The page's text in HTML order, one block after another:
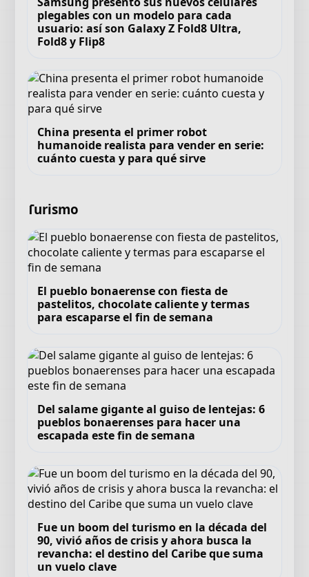
plegables con un modelo para cada
usuario: así son Galaxy Z Fold8 Ultra,
Fold8 y Flip8
China presenta el primer robot
humanoide realista para vender en serie:
cuánto cuesta y para qué sirve
Turismo
El pueblo bonaerense con fiesta de
pastelitos, chocolate caliente y termas
para escaparse el fin de semana
Del salame gigante al guiso de lentejas: 6
pueblos bonaerenses para hacer una
escapada este fin de semana
Fue un boom del turismo en la década del
90, vivió años de crisis y ahora busca la
revancha: el destino del Caribe que suma
un vuelo clave